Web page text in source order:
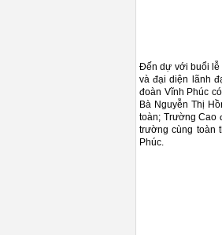
Đến dự với buổi lễ
và đại diện lãnh
đoàn Vĩnh Phúc
Bà Nguyễn Thị
toàn; Trường Cao
trường cùng toàn
Phúc.